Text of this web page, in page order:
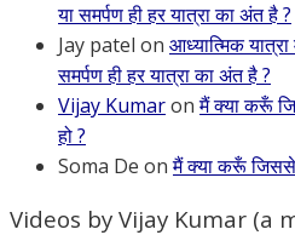
या समर्पण ही हर यात्रा का अंत है ?
Jay patel on आध्यात्मिक
समर्पण ही हर यात्रा का अंत है ?
Vijay Kumaronमैं क्या करूँ
हो ?
Soma De onमैं क्या करूँ जिससे
Videos by Vijay Kumar (a